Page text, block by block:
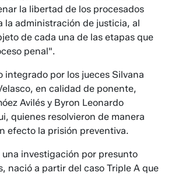
la libertad de los procesados
la administración de justicia, al
de cada una de las etapas que
penal".
integrado por los jueces Silvana
en calidad de ponente,
Avilés y Byron Leonardo
quienes resolvieron de manera
efecto la prisión preventiva.
una investigación por presunto
nació a partir del caso Triple A que